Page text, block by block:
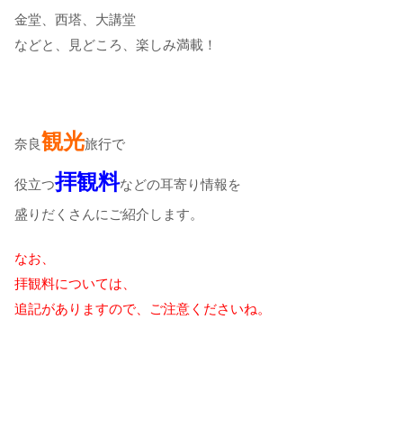
金堂、西塔、大講堂
などと、見どころ、楽しみ満載！
奈良観光旅行で
役立つ拝観料などの耳寄り情報を
盛りだくさんにご紹介します。
なお、
拝観料については、
追記がありますので、ご注意くださいね。